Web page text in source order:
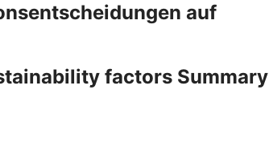
auf
factors Summary